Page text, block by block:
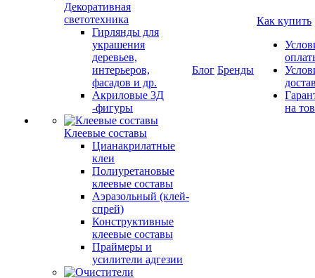
Декоративная
светотехника
Гирлянды для
украшения
деревьев,
интерьеров,
фасадов и др.
Акриловые 3Д
-фигуры
Клеевые составы
Цианакрилатные
клеи
Полиуретановые
клеевые составы
Аэразольный (клей-
спрей)
Конструктивные
клеевые составы
Праймеры и
усилители адгезии
Блог Бренды
Как купить
на